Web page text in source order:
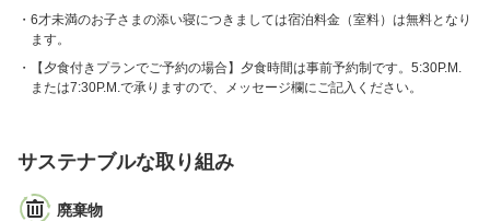
6才未満のお子さまの添い寝につきましては宿泊料金（室料）は無料となり
ます。
【夕食付きプランでご予約の場合】夕食時間は事前予約制です。5:30P.M.
または7:30P.M.で承りますので、メッセージ欄にご記入ください。
サステナブルな取り組み
廃棄物